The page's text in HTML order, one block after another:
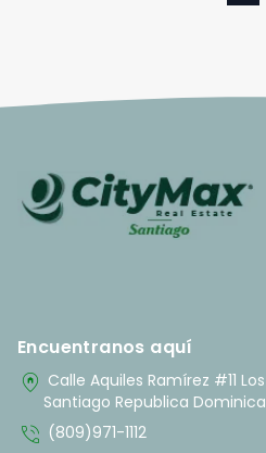
Encuentranos aquí
home_pin Calle Aquiles Ramírez #11
Santiago Republica
phone_in_talk (809)971-1112